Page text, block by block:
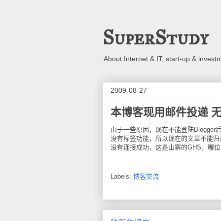
SuperStudy
About Internet & IT, start-up &
2009-08-27
本博客现用邮件投递
由于一些原因，现在不能登陆Blogger
没有标签功能，所以现在的文章不能
没有连接成功，这是山寨的GHS，哪
Labels: 博客交流